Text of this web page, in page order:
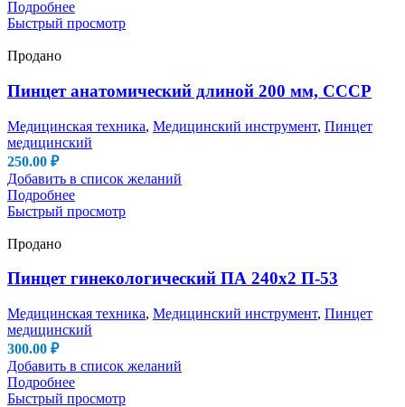
Подробнее
Быстрый просмотр
Продано
Пинцет анатомический длиной 200 мм, СССР
Медицинская техника, Медицинский инструмент, Пинцет
медицинский
250.00 ₽
Добавить в список желаний
Подробнее
Быстрый просмотр
Продано
Пинцет гинекологический ПА 240х2 П-53
Медицинская техника, Медицинский инструмент, Пинцет
медицинский
300.00 ₽
Добавить в список желаний
Подробнее
Быстрый просмотр